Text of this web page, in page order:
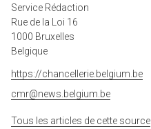
Service Rédaction
Rue de la Loi 16
1000 Bruxelles
Belgique
https://chancellerie.belgium.be
cmr@news.belgium.be
Tous les articles de cette source